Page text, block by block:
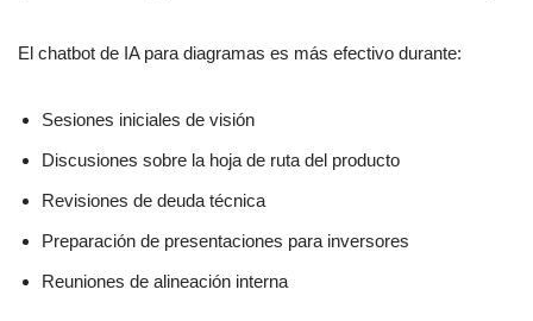
El chatbot de IA para diagramas es más efectivo durante:
Sesiones iniciales de visión
Discusiones sobre la hoja de ruta del producto
Revisiones de deuda técnica
Preparación de presentaciones para inversores
Reuniones de alineación interna